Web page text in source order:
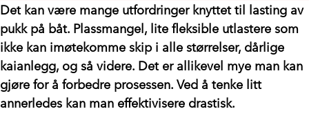
Det kan være mange utfordringer knyttet til lasting av
pukk på båt. Plassmangel, lite fleksible utlastere som
ikke kan imøtekomme skip i alle størrelser, dårlige
kaianlegg, og så videre. Det er allikevel mye man kan
gjøre for å forbedre prosessen. Ved å tenke litt
annerledes kan man effektivisere drastisk.